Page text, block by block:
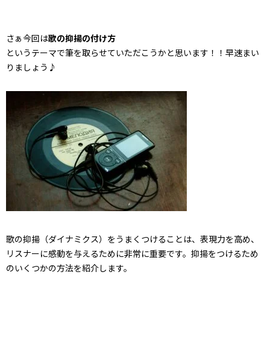
さぁ今回は歌の抑揚の付け方
というテーマで筆を取らせていただこうかと思います！！早速まい
りましょう♪
歌の抑揚（ダイナミクス）をうまくつけることは、表現力を高め、
リスナーに感動を与えるために非常に重要です。抑揚をつけるため
のいくつかの方法を紹介します。